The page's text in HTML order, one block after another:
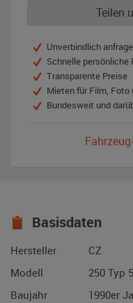
Teilen
Unverbindlich
Schnelle persönliche
Transparente Preise
Mieten für Film, Foto
Bundesweit und
Basisdaten
Hersteller
CZ
Modell
250 Typ
Baujahr
1990er